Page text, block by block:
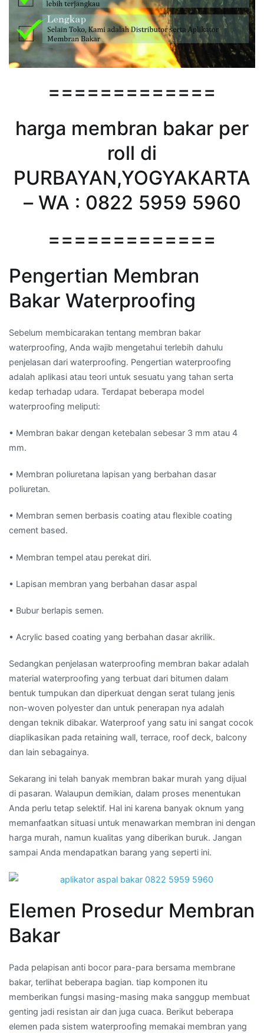
=============
harga membran bakar per
roll di
PURBAYAN,YOGYAKARTA
– WA : 0822 5959 5960
=============
Pengertian Membran
Bakar Waterproofing
Sebelum membicarakan tentang membran bakar
waterproofing, Anda wajib mengetahui terlebih dahulu
penjelasan dari waterproofing. Pengertian waterproofing
adalah aplikasi atau teori untuk sesuatu yang tahan serta
kedap terhadap udara. Terdapat beberapa model
waterproofing meliputi:
• Membran bakar dengan ketebalan sebesar 3 mm atau 4
mm.
• Membran poliuretana lapisan yang berbahan dasar
poliuretan.
• Membran semen berbasis coating atau flexible coating
cement based.
• Membran tempel atau perekat diri.
• Lapisan membran yang berbahan dasar aspal
• Bubur berlapis semen.
• Acrylic based coating yang berbahan dasar akrilik.
Sedangkan penjelasan waterproofing membran bakar adalah
material waterproofing yang terbuat dari bitumen dalam
bentuk tumpukan dan diperkuat dengan serat tulang jenis
non-woven polyester dan untuk penerapan nya adalah
dengan teknik dibakar. Waterproof yang satu ini sangat cocok
diaplikasikan pada retaining wall, terrace, roof deck, balcony
dan lain sebagainya.
Sekarang ini telah banyak membran bakar murah yang dijual
di pasaran. Walaupun demikian, dalam proses menentukan
Anda perlu tetap selektif. Hal ini karena banyak oknum yang
memanfaatkan situasi untuk menawarkan membran ini dengan
harga murah, namun kualitas yang diberikan buruk. Jangan
sampai Anda mendapatkan barang yang seperti ini.
Elemen Prosedur Membran
Bakar
Pada pelapisan anti bocor para-para bersama membrane
bakar, terlihat beberapa bagian. tiap komponen itu
memberikan fungsi masing-masing maka sanggup membuat
genting jadi resistan air dan juga cuaca. Berikut beberapa
elemen pada sistem waterproofing memakai membran yang